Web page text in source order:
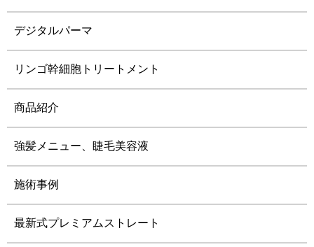
デジタルパーマ
リンゴ幹細胞トリートメント
商品紹介
強髪メニュー、睫毛美容液
施術事例
最新式プレミアムストレート